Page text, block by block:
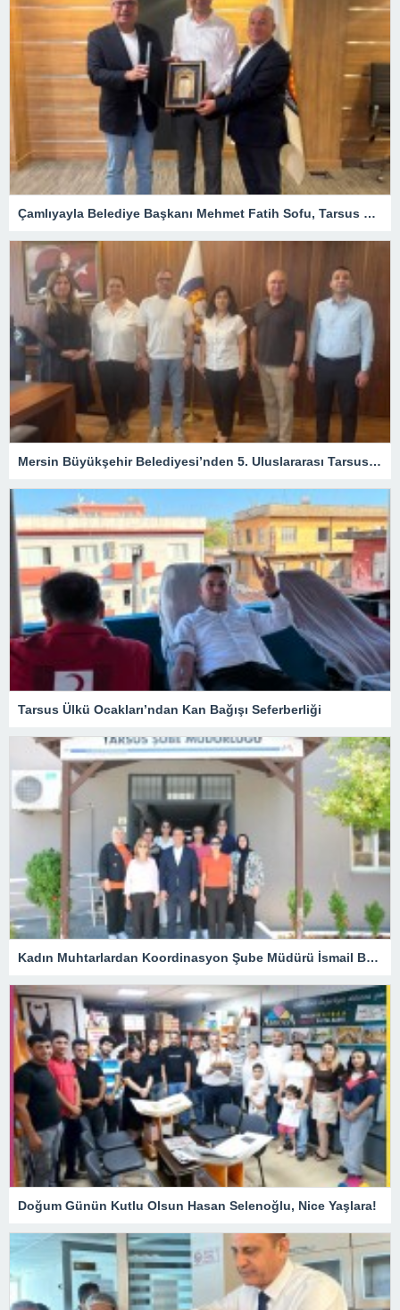
Çamlıyayla Belediye Başkanı Mehmet Fatih Sofu, Tarsus TSO Meclis Toplantısına Konuk Oldu
Mersin Büyükşehir Belediyesi’nden 5. Uluslararası Tarsus Festivali İçin Hazırlık Toplantıları
Tarsus Ülkü Ocakları’ndan Kan Bağışı Seferberliği
Kadın Muhtarlardan Koordinasyon Şube Müdürü İsmail Belli’ye Ziyaret
Doğum Günün Kutlu Olsun Hasan Selenoğlu, Nice Yaşlara!